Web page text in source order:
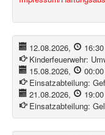
12.08.2026, 16:30
Kinderfeuerwehr:
15.08.2026, 00:00
Einsatzabteilung:
21.08.2026, 19:00
Einsatzabteilung: